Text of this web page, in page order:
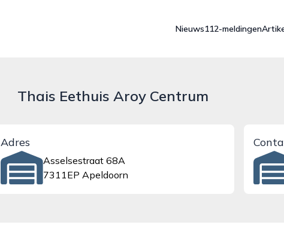
Nieuws112-meldingen
Thais Eethuis Aroy Centrum
Adres
Asselsestraat 68A
7311EP Apeldoorn